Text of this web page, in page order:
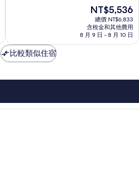
夠
讚，
1,014
評
現
在
價
格
為
NT$5,536
總價 NT$6,833
含稅金和其他費用
8 月 9 日 - 8 月 10 日
比較類似住宿